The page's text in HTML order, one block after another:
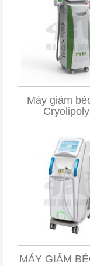
Máy giảm
MÁY GIẢM